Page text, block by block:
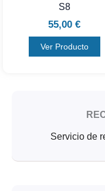
S8
55,00 €
Ver Producto
Servicio de